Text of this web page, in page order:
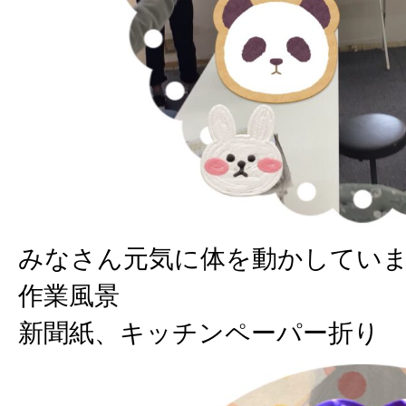
みなさん元気に体を動かしてい
作業風景
新聞紙、キッチンペーパー折り